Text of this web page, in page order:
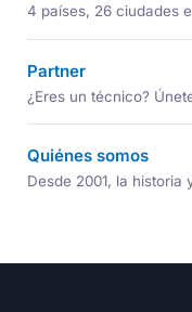
4 países, 26 ciudades
Partner
¿Eres un técnico?
Quiénes somos
Desde 2001, la historia